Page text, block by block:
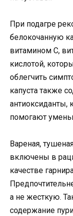
При подагре
белокочанную
витамином С,
кислотой,
облегчить
капуста также
антиоксиданты,
помогают
Вареная,
включены в
качестве
а не жесткую.
содержание